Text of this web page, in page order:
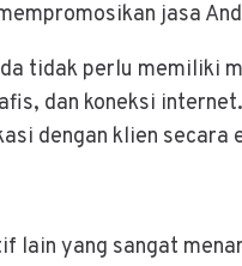
jasa
tidak perlu memiliki
dan koneksi
dengan klien secara
lain yang sangat